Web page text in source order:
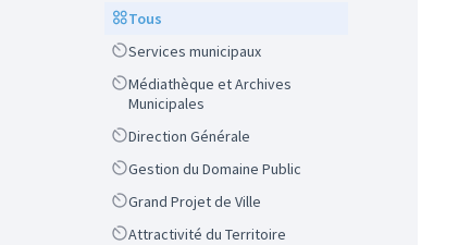
ScopeTous
ScopeServices municipaux
Scope
Médiathèque et Archives
Municipales
ScopeDirection Générale
ScopeGestion du Domaine Public
ScopeGrand Projet de Ville
ScopeAttractivité du Territoire